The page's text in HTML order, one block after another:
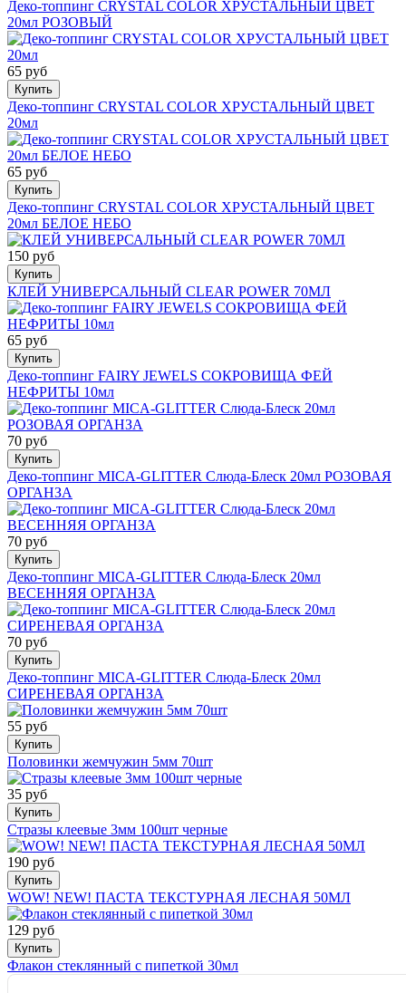
Деко-топпинг CRYSTAL COLOR ХРУСТАЛЬНЫЙ ЦВЕТ
20мл РОЗОВЫЙ
65 руб
Купить
Деко-топпинг CRYSTAL COLOR ХРУСТАЛЬНЫЙ ЦВЕТ
20мл
65 руб
Купить
Деко-топпинг CRYSTAL COLOR ХРУСТАЛЬНЫЙ ЦВЕТ
20мл БЕЛОЕ НЕБО
150 руб
Купить
КЛЕЙ УНИВЕРСАЛЬНЫЙ CLEAR POWER 70МЛ
65 руб
Купить
Деко-топпинг FAIRY JEWELS СОКРОВИЩА ФЕЙ
НЕФРИТЫ 10мл
70 руб
Купить
Деко-топпинг MICA-GLITTER Слюда-Блеск 20мл РОЗОВАЯ
ОРГАНЗА
70 руб
Купить
Деко-топпинг MICA-GLITTER Слюда-Блеск 20мл
ВЕСЕННЯЯ ОРГАНЗА
70 руб
Купить
Деко-топпинг MICA-GLITTER Слюда-Блеск 20мл
СИРЕНЕВАЯ ОРГАНЗА
55 руб
Купить
Половинки жемчужин 5мм 70шт
35 руб
Купить
Стразы клеевые 3мм 100шт черные
190 руб
Купить
WOW! NEW! ПАСТА ТЕКСТУРНАЯ ЛЕСНАЯ 50МЛ
129 руб
Купить
Флакон стеклянный с пипеткой 30мл